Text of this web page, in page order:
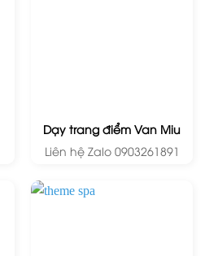
Dạy trang điểm Van Miu
Liên hệ Zalo 0903261891